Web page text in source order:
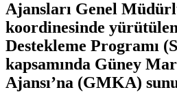
Ajansları Genel
koordinesinde
Destekleme Programı
kapsamında Güney
Ajansı’na (GMKA)